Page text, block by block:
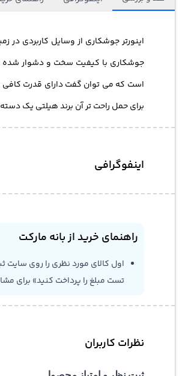
اینورتر جوشکاری از وسایل کاربردی در
برای حمل راحت تر آن برند هیلتی یک
اینفوگرافی
راهنمای خرید از بانه مارکت
اول کالای مورد نظری را روی سایت
تست مبلغ را پرداخت کنید» برای
نظرات کاربران